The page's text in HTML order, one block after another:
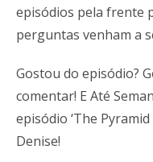
episódios pela frente
perguntas venham a
Gostou do episódio?
comentar! E Até
episódio ‘The
Denise!